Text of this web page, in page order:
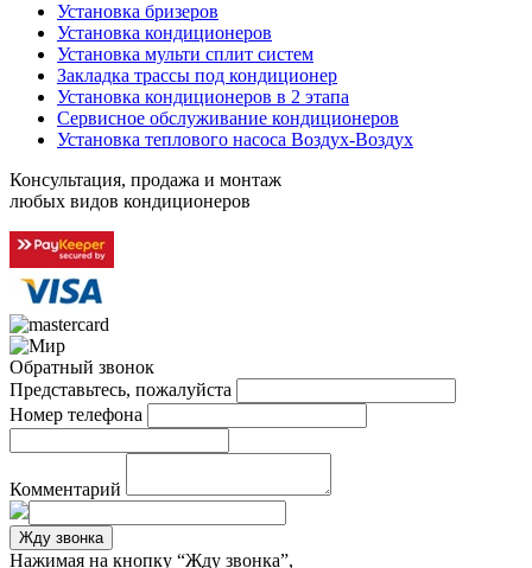
Установка бризеров
Установка кондиционеров
Установка мульти сплит систем
Закладка трассы под кондиционер
Установка кондиционеров в 2 этапа
Сервисное обслуживание кондиционеров
Установка теплового насоса Воздух-Воздух
Консультация, продажа и монтаж
любых видов кондиционеров
Обратный звонок
Представьтесь, пожалуйста
Номер телефона
Комментарий
Жду звонка
Нажимая на кнопку “Жду звонка”,